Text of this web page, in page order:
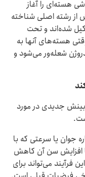
هسته‌ای را آغاز
از رشته اصلی شناخته
شده‌اند و تحت
هسته‌های آنها به
شعله‌ور می‌شود و
جدیدی در مورد
جوان یا سرعتی که با
افزایش سن آن کاهش
فرآیند می‌تواند برای